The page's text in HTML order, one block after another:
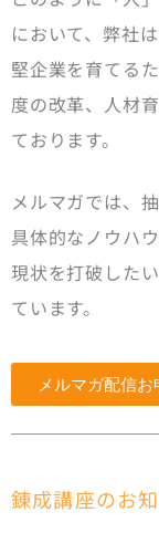
において、弊社
堅企業を育てる
度の改革、人材
ております。
メルマガでは、
具体的なノウハ
現状を打破した
ています。
メルマガ配信
錬成講座のお